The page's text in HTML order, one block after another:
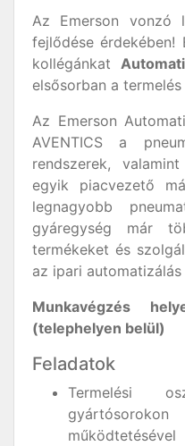
Az Emerson vonzó
fejlődése érdekében!
kollégánkat
elsősorban a
Az Emerson
AVENTICS a
rendszerek,
egyik piacvezető
legnagyobb
gyáregység már
termékeket és
az ipari
Munkavégzés
(telephelyen belül)
Feladatok
Termelési
működtetésével